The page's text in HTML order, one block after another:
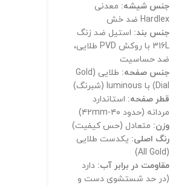
جنس شیشه: معدنی
Hardlex ضد خش
جنس بند: استیل ضد زنگ
316L با روکش PVD طلایی،
ضد حساسیت
جنس صفحه:
طلایی (Gold
Dial) با luminous (شبرنگ)
قطر صفحه: استاندارد
مردانه (حدود ۴۰-۴۲mm)
وزن: متعادل (حس کیفیت)
رنگ اصلی: یکدست طلایی
(All Gold)
مقاومت در برابر آب: دارد
(در حد شستشوی دست و